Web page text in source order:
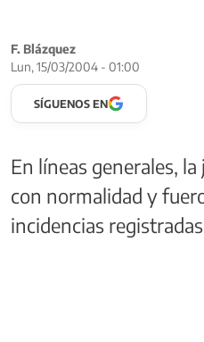
F. Blázquez
Lun, 15/03/2004 - 01:00
SÍGUENOS EN
En líneas generales,
con normalidad y
incidencias